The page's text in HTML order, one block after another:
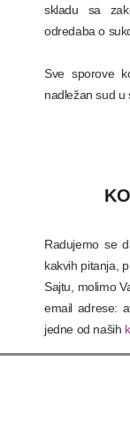
skladu sa
odredaba o
Sve sporove
nadležan sud u
Radujemo se
kakvih pitanja,
Sajtu, molimo
email adrese:
jedne od naših